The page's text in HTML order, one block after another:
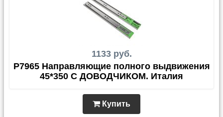
1133 руб.
P7965 Направляющие полного выдвижения
45*350 С ДОВОДЧИКОМ. Италия
Купить